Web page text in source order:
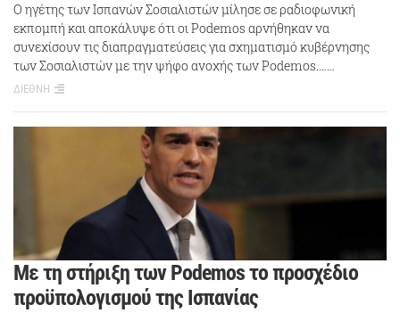
Ο ηγέτης των Ισπανών Σοσιαλιστών μίλησε σε ραδιοφωνική
εκπομπή και αποκάλυψε ότι οι Podemos αρνήθηκαν να
συνεχίσουν τις διαπραγματεύσεις για σχηματισμό κυβέρνησης
των Σοσιαλιστών με την ψήφο ανοχής των Podemos.……
ΔΙΕΘΝΗ
Με τη στήριξη των Podemos το προσχέδιο
προϋπολογισμού της Ισπανίας